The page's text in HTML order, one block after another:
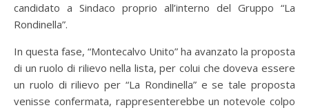
candidato a Sindaco proprio all’interno del Gruppo “La
Rondinella”.
In questa fase, “Montecalvo Unito” ha avanzato la proposta
di un ruolo di rilievo nella lista, per colui che doveva essere
un ruolo di rilievo per “La Rondinella” e se tale proposta
venisse confermata, rappresenterebbe un notevole colpo